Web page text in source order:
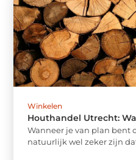
Winkelen
Houthandel Utrecht:
Wanneer je van plan bent
natuurlijk wel zeker zijn